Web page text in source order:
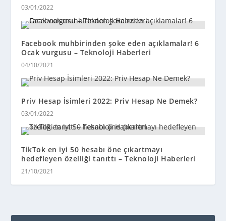
03/01/2022
Facebook muhbirinden şoke eden açıklamalar! 6
Ocak vurgusu – Teknoloji Haberleri
04/10/2021
Priv Hesap İsimleri 2022: Priv Hesap Ne Demek?
03/01/2022
TikTok en iyi 50 hesabı öne çıkartmayı
hedefleyen özelliği tanıttı – Teknoloji Haberleri
21/10/2021